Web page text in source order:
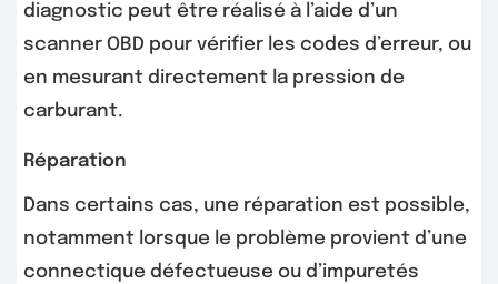
diagnostic peut être réalisé à l’aide d’un
scanner OBD pour vérifier les codes d’erreur, ou
en mesurant directement la pression de
carburant.
Réparation
Dans certains cas, une réparation est possible,
notamment lorsque le problème provient d’une
connectique défectueuse ou d’impuretés